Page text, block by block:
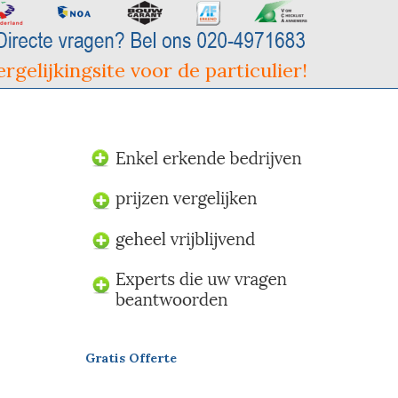
voor de particulier!
Gratis Offerte